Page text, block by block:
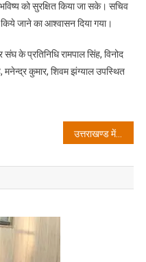
को सुरक्षित किया जा सके। सचिव
जाने का आश्वासन दिया गया।
के प्रतिनिधि रामपाल सिंह, विनोद
मनेन्द्र कुमार, शिवम झंग्याल उपस्थित
उत्तराखण्ड में पोस्ट डिजास्टर नीड असेसमेंट (PDNA) पर प्रशिक्षण कार्यक्रम आयोजित